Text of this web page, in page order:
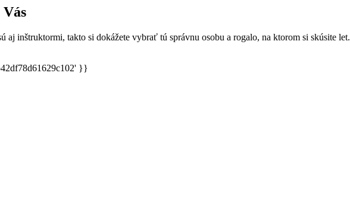
inštruktormi, takto si dokážete vybrať tú správnu osobu a rogalo, na ktorom si skúsite let.